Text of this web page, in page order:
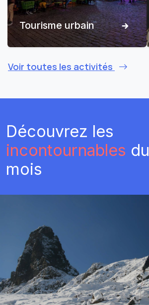
Tourisme urbain
Voir toutes les activités
Découvrez les
incontournables du
mois